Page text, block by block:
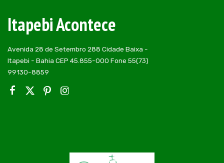
Itapebi Acontece
Avenida 28 de Setembro 288 Cidade Baixa -
Itapebi - Bahia CEP 45.855-000 Fone 55(73)
99130-8859